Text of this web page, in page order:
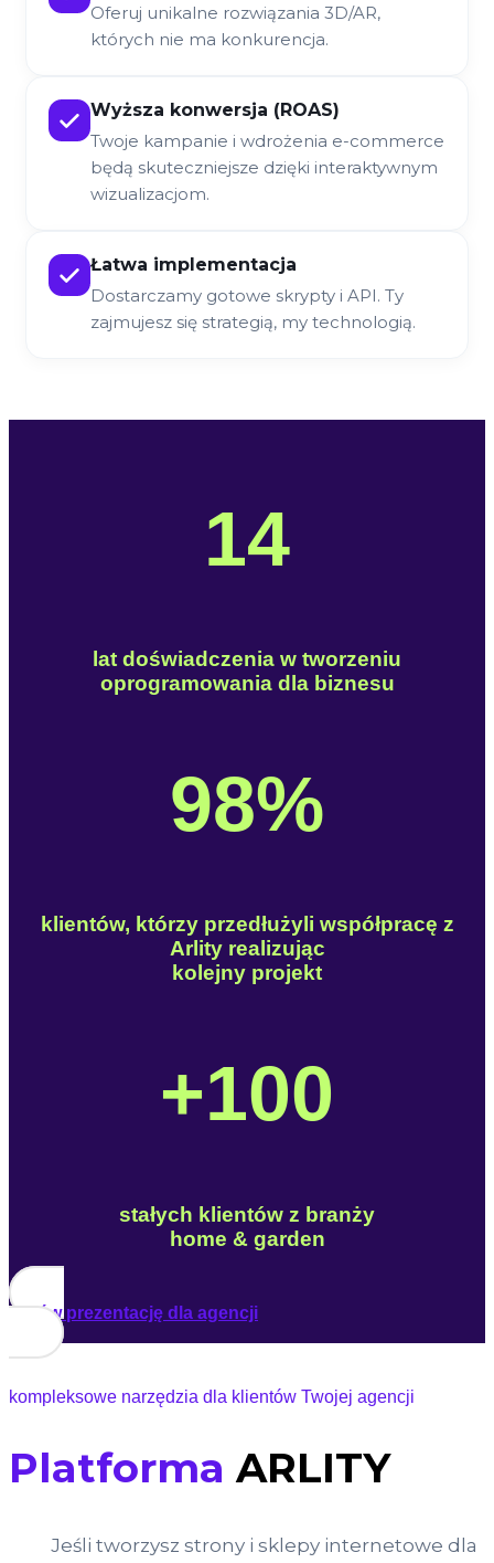
Oferuj unikalne rozwiązania 3D/AR,
których nie ma konkurencja.
Wyższa konwersja (ROAS)
Twoje kampanie i wdrożenia e-commerce
będą skuteczniejsze dzięki interaktywnym
wizualizacjom.
Łatwa implementacja
Dostarczamy gotowe skrypty i API. Ty
zajmujesz się strategią, my technologią.
14
lat doświadczenia w tworzeniu
oprogramowania dla biznesu
98%
klientów, którzy przedłużyli współpracę z
Arlity realizując
kolejny projekt
+100
stałych klientów z branży
home & garden
Umów prezentację dla agencji
kompleksowe narzędzia dla klientów Twojej agencji
Platforma ARLITY
Jeśli tworzysz strony i sklepy internetowe dla